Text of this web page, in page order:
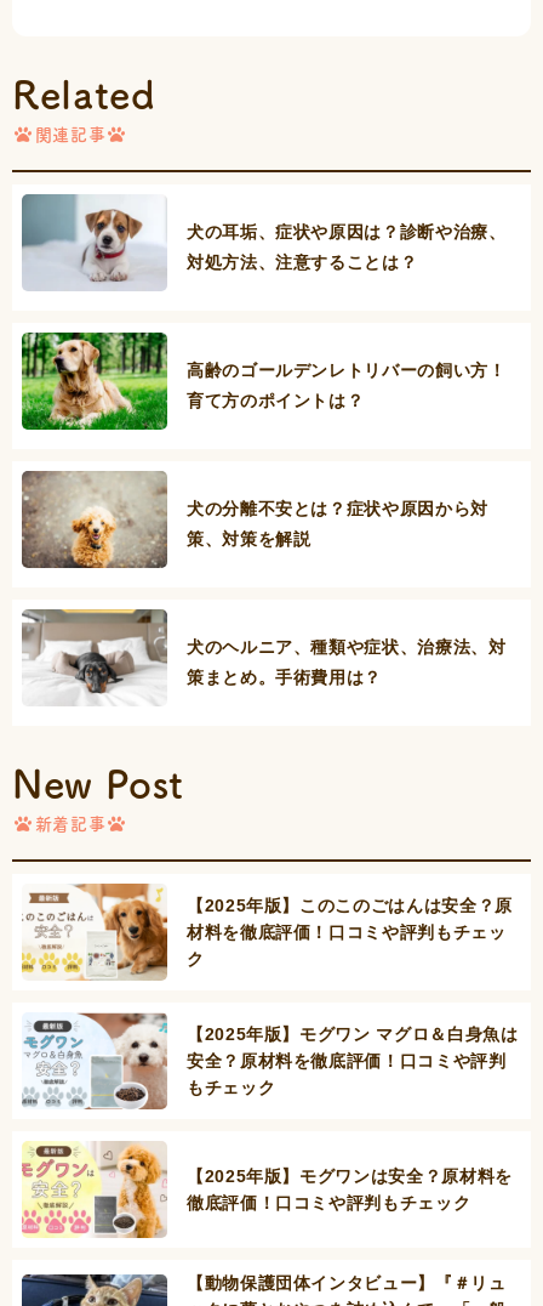
Related
関連記事
犬の耳垢、症状や原因は？診断や治療、
対処方法、注意することは？
高齢のゴールデンレトリバーの飼い方！
育て方のポイントは？
犬の分離不安とは？症状や原因から対
策、対策を解説
犬のヘルニア、種類や症状、治療法、対
策まとめ。手術費用は？
New Post
新着記事
【2025年版】このこのごはんは安全？原
材料を徹底評価！口コミや評判もチェッ
ク
【2025年版】モグワン マグロ＆白身魚は
安全？原材料を徹底評価！口コミや評判
もチェック
【2025年版】モグワンは安全？原材料を
徹底評価！口コミや評判もチェック
【動物保護団体インタビュー】『＃リュ